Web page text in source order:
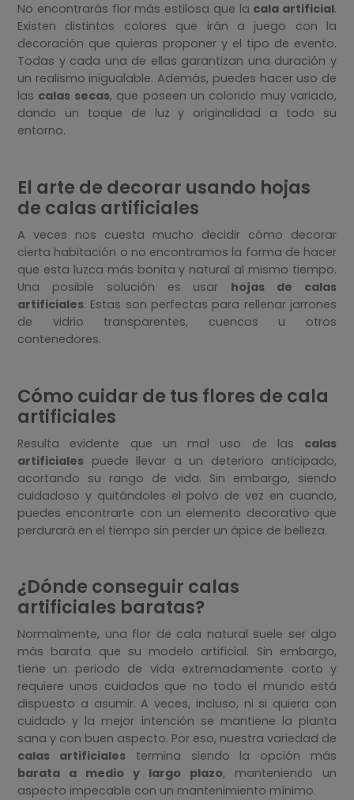
No encontrarás flor más estilosa que la cala artificial.
Existen distintos colores que irán a juego con la
decoración que quieras proponer y el tipo de evento.
Todas y cada una de ellas garantizan una duración y
un realismo inigualable. Además, puedes hacer uso de
las calas secas, que poseen un colorido muy variado,
dando un toque de luz y originalidad a todo su
entorno.
El arte de decorar usando hojas
de calas artificiales
A veces nos cuesta mucho decidir cómo decorar
cierta habitación o no encontramos la forma de hacer
que esta luzca más bonita y natural al mismo tiempo.
Una posible solución es usar hojas de calas
artificiales. Estas son perfectas para rellenar jarrones
de vidrio transparentes, cuencos u otros
contenedores.
Cómo cuidar de tus flores de cala
artificiales
Resulta evidente que un mal uso de las calas
artificiales puede llevar a un deterioro anticipado,
acortando su rango de vida. Sin embargo, siendo
cuidadoso y quitándoles el polvo de vez en cuando,
puedes encontrarte con un elemento decorativo que
perdurará en el tiempo sin perder un ápice de belleza.
¿Dónde conseguir calas
artificiales baratas?
Normalmente, una flor de cala natural suele ser algo
más barata que su modelo artificial. Sin embargo,
tiene un periodo de vida extremadamente corto y
requiere unos cuidados que no todo el mundo está
dispuesto a asumir. A veces, incluso, ni si quiera con
cuidado y la mejor intención se mantiene la planta
sana y con buen aspecto. Por eso, nuestra variedad de
calas artificialestermina siendo la opción más
barata a medio y largo plazo, manteniendo un
aspecto impecable con un mantenimiento mínimo.